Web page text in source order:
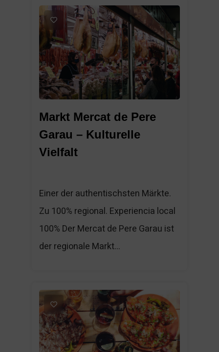
1
Markt Mercat de Pere
Garau – Kulturelle
Vielfalt
Einer der authentischsten Märkte.
Zu 100% regional. Experiencia local
100% Der Mercat de Pere Garau ist
der regionale Markt...
1